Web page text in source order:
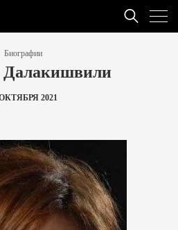
Биографии
Далакишвили
2021